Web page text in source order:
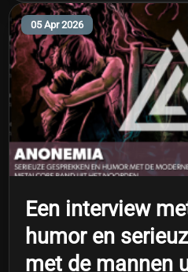
05 Apr 2026
Een interview
humor en
met de mannen